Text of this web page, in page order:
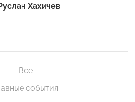
Руслан Хахичев.
Все
события